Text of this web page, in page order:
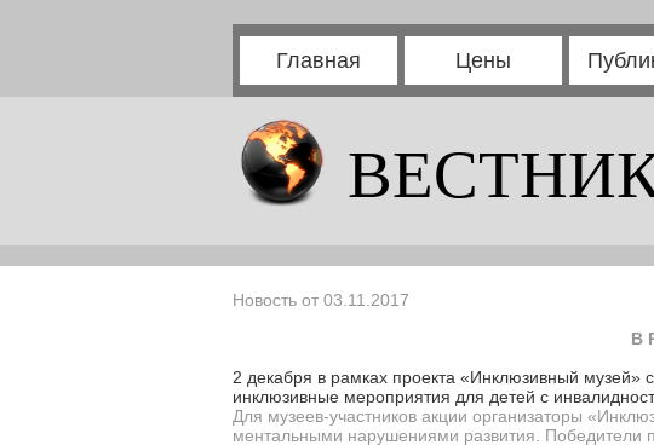
Главная Цены
Новость от 03.11.2017
В
2 декабря в рамках проекта «Инклюзивный музей»
инклюзивные мероприятия для детей с
Для музеев-участников акции организаторы
ментальными нарушениями развития. Победители